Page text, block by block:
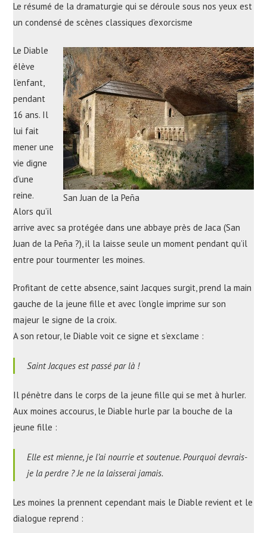
Le résumé de la dramaturgie qui se déroule sous nos yeux est
un condensé de scènes classiques d’exorcisme
San Juan de la Peña
Le Diable
élève
l’enfant,
pendant
16 ans. Il
lui fait
mener une
vie digne
d’une
reine.
Alors qu’il
arrive avec sa protégée dans une abbaye près de Jaca (San
Juan de la Peña ?), il la laisse seule un moment pendant qu’il
entre pour tourmenter les moines.
Profitant de cette absence, saint Jacques surgit, prend la main
gauche de la jeune fille et avec l’ongle imprime sur son
majeur le signe de la croix.
A son retour, le Diable voit ce signe et s’exclame :
Saint Jacques est passé par là !
Il pénètre dans le corps de la jeune fille qui se met à hurler.
Aux moines accourus, le Diable hurle par la bouche de la
jeune fille :
Elle est mienne, je l’ai nourrie et soutenue. Pourquoi devrais-
je la perdre ? Je ne la laisserai jamais.
Les moines la prennent cependant mais le Diable revient et le
dialogue reprend :